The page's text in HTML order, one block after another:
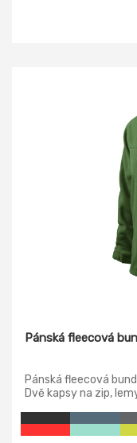
Pánská fleecová
Pánská fleecová
Dvě kapsy na zip,